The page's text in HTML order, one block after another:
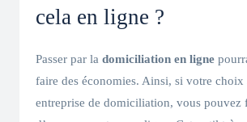
cela en ligne ?
Passer par la domiciliation en ligne
faire des économies. Ainsi, si votre choix
entreprise de domiciliation, vous pouvez